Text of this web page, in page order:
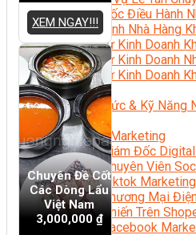
Giám Đốc Điều Hành
Tiếng Anh Nhà Hàng
Khởi Sự Kinh Doanh
Khởi Sự Kinh Doanh
Khởi Sự Kinh Doanh
AirBnB
Kiến Thức & Kỹ Năng
Marketing
Digital Marketing
Giám Đốc
Chuyên Viên
Tiktok
Thương Mại
Chiến Trên
Facebook
XEM NGAY!!!
Chuyên Đề Cốt
Các Dòng Lẩu
Việt Nam
3,000,000 ₫